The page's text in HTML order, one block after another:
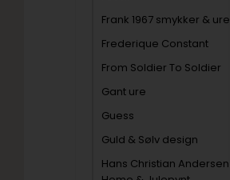
Frank 1967 smykker & ure
Frederique Constant
From Soldier To Soldier
Gant ure
Guess
Guld & Sølv design
Hans Christian Andersen